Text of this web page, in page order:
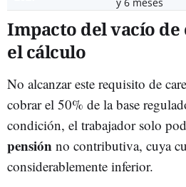
Impacto del vacío de
el cálculo
No alcanzar este requisito de
cobrar el 50% de la base
condición, el trabajador solo
pensión no contributiva, cuya
considerablemente inferior.